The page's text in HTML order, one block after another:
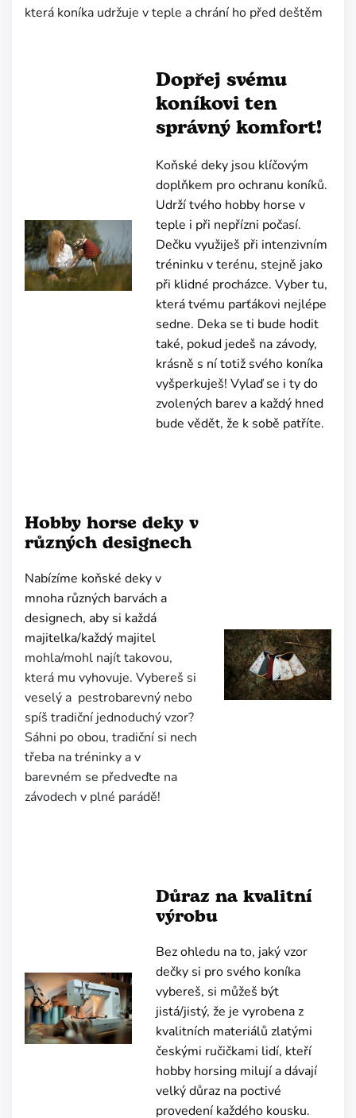
která koníka udržuje v teple a chrání ho před deštěm
Dopřej svému
koníkovi ten
správný komfort!
Koňské deky jsou klíčovým
doplňkem pro ochranu koníků.
Udrží tvého hobby horse v
teple i při nepřízni počasí.
Dečku využiješ při intenzivním
tréninku v terénu, stejně jako
při klidné procházce. Vyber tu,
která tvému parťákovi nejlépe
sedne. Deka se ti bude hodit
také, pokud jedeš na závody,
krásně s ní totiž svého koníka
vyšperkuješ! Vylaď se i ty do
zvolených barev a každý hned
bude vědět, že k sobě patříte.
Hobby horse deky v
různých designech
Nabízíme koňské deky v
mnoha různých barvách a
designech, aby si každá
majitelka/každý majitel
mohla/mohl najít takovou,
která mu vyhovuje. Vybereš si
veselý a pestrobarevný nebo
spíš tradiční jednoduchý vzor?
Sáhni po obou, tradiční si nech
třeba na tréninky a v
barevném se předveďte na
závodech v plné parádě!
Důraz na kvalitní
výrobu
Bez ohledu na to, jaký vzor
dečky si pro svého koníka
vybereš, si můžeš být
jistá/jistý, že je vyrobena z
kvalitních materiálů zlatými
českými ručičkami lidí, kteří
hobby horsing milují a dávají
velký důraz na poctivé
provedení každého kousku.